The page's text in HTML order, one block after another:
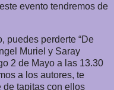
evento tendremos de
puedes perderte “De
Muriel y Saray
2 de Mayo a las 13.30
a los autores, te
de tapitas con ellos